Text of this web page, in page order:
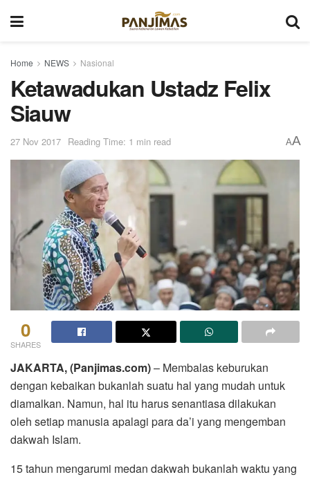
Home NEWS Nasional
Ketawadukan Ustadz Felix
Siauw
27 Nov 2017 Reading Time: 1 min read AA
0
SHARES
JAKARTA, (Panjimas.com)– Membalas keburukan
dengan kebaikan bukanlah suatu hal yang mudah untuk
diamalkan. Namun, hal itu harus senantiasa dilakukan
oleh setiap manusia apalagi para da’i yang mengemban
dakwah Islam.
15 tahun mengarumi medan dakwah bukanlah waktu yang